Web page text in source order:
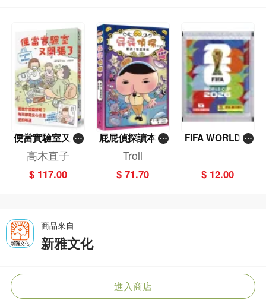
便當實驗室又開
張了——日日和
特別日的菜單挑
戰記
高木直子
$ 117.00
屁屁偵探讀本(1
3)－－對決！怪
篇）
Troll
$ 71.70
FIFA WORLD C
包）
$ 12.00
商品來自
新雅文化
進入商店